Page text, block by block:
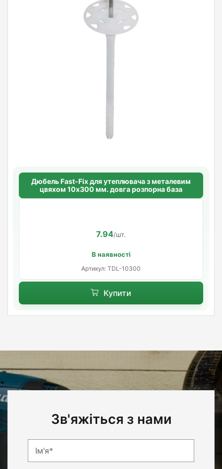
Дюбель Fast-Fix для утеплювача з металевим
цвяхом 10х300 мм. довга розпорна база
7.94/шт.
В наявності
Артикул: TDL-10300
Купити
Зв'яжіться з нами
Ім'я*